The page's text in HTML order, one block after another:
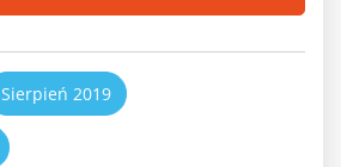
Sierpień 2019